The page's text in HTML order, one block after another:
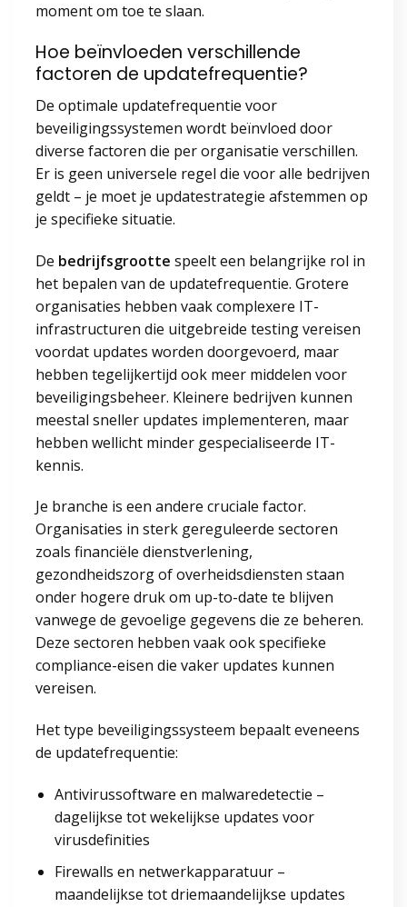
moment om toe te slaan.
Hoe beïnvloeden verschillende
factoren de updatefrequentie?
De optimale updatefrequentie voor
beveiligingssystemen wordt beïnvloed door
diverse factoren die per organisatie verschillen.
Er is geen universele regel die voor alle bedrijven
geldt – je moet je updatestrategie afstemmen op
je specifieke situatie.
De bedrijfsgrootte speelt een belangrijke rol in
het bepalen van de updatefrequentie. Grotere
organisaties hebben vaak complexere IT-
infrastructuren die uitgebreide testing vereisen
voordat updates worden doorgevoerd, maar
hebben tegelijkertijd ook meer middelen voor
beveiligingsbeheer. Kleinere bedrijven kunnen
meestal sneller updates implementeren, maar
hebben wellicht minder gespecialiseerde IT-
kennis.
Je branche is een andere cruciale factor.
Organisaties in sterk gereguleerde sectoren
zoals financiële dienstverlening,
gezondheidszorg of overheidsdiensten staan
onder hogere druk om up-to-date te blijven
vanwege de gevoelige gegevens die ze beheren.
Deze sectoren hebben vaak ook specifieke
compliance-eisen die vaker updates kunnen
vereisen.
Het type beveiligingssysteem bepaalt eveneens
de updatefrequentie:
Antivirussoftware en malwaredetectie –
dagelijkse tot wekelijkse updates voor
virusdefinities
Firewalls en netwerkapparatuur –
maandelijkse tot driemaandelijkse updates